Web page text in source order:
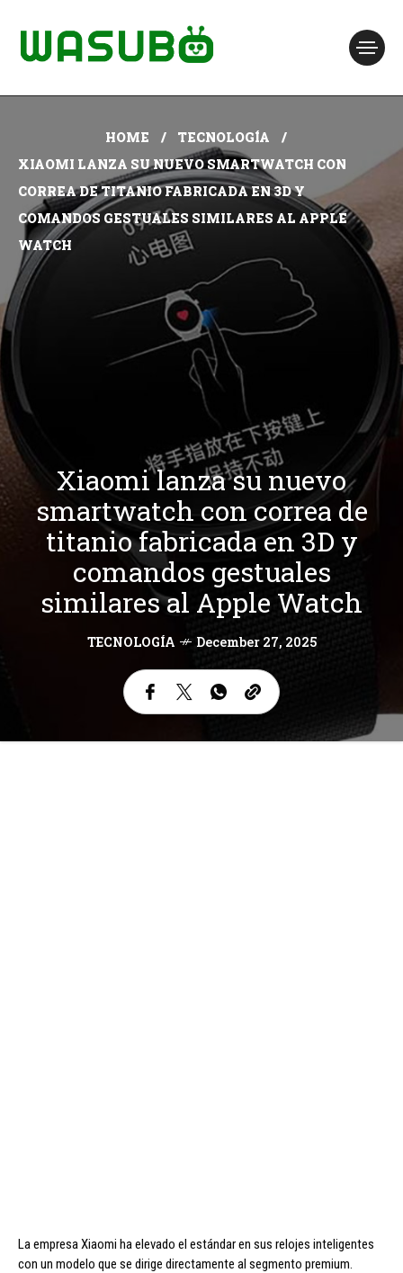
HOME
TECNOLOGÍA
XIAOMI LANZA SU NUEVO SMARTWATCH CON
CORREA DE TITANIO FABRICADA EN 3D Y
COMANDOS GESTUALES SIMILARES AL APPLE
WATCH
Xiaomi lanza su nuevo
smartwatch con correa de
titanio fabricada en 3D y
comandos gestuales
similares al Apple Watch
TECNOLOGÍA December 27, 2025
La empresa Xiaomi ha elevado el estándar en sus relojes inteligentes
con un modelo que se dirige directamente al segmento premium.